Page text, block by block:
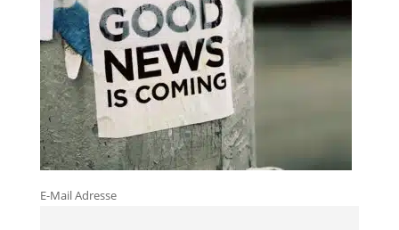
E-Mail Adresse